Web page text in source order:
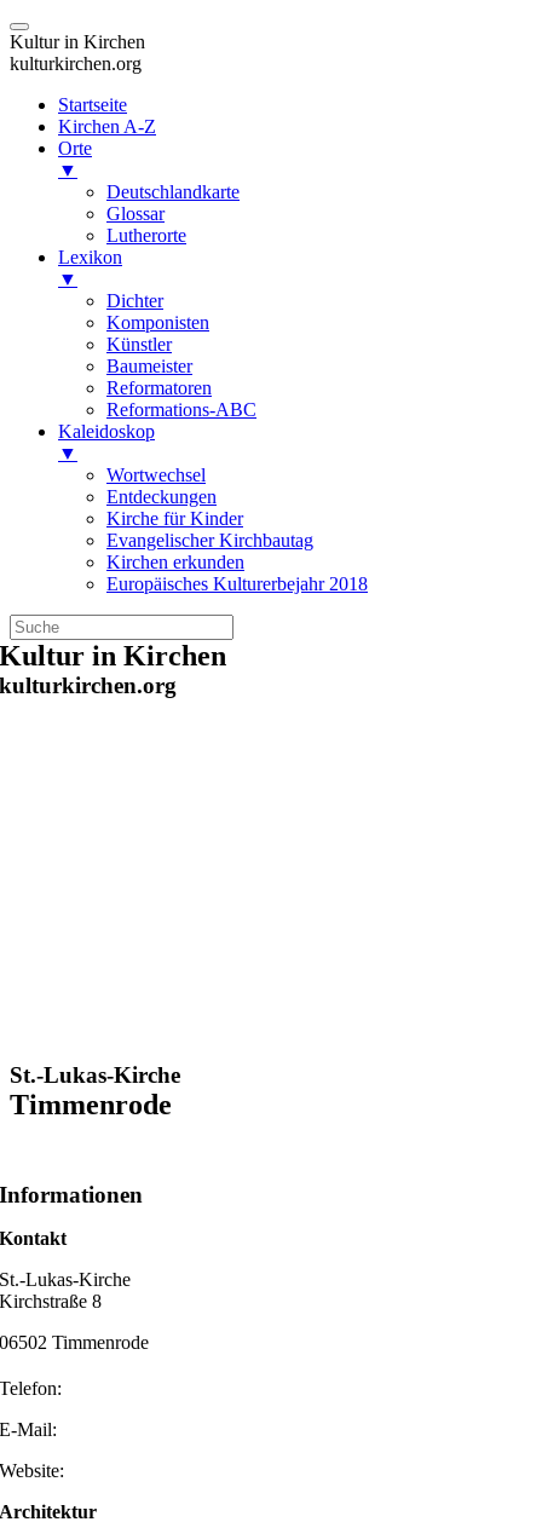
Kultur in Kirchen
kulturkirchen.org
Startseite
Kirchen A-Z
Orte
▼
Deutschlandkarte
Glossar
Lutherorte
Lexikon
▼
Dichter
Komponisten
Künstler
Baumeister
Reformatoren
Reformations-ABC
Kaleidoskop
▼
Wortwechsel
Entdeckungen
Kirche für Kinder
Evangelischer Kirchbautag
Kirchen erkunden
Europäisches Kulturerbejahr 2018
Zum
Inhalt
springen
Kultur in Kirchen
kulturkirchen.org
St.-Lukas-Kirche
Timmenrode
Informationen
Kontakt
St.-Lukas-Kirche
Kirchstraße 8
06502 Timmenrode
Telefon:
E-Mail:
Website:
Architektur